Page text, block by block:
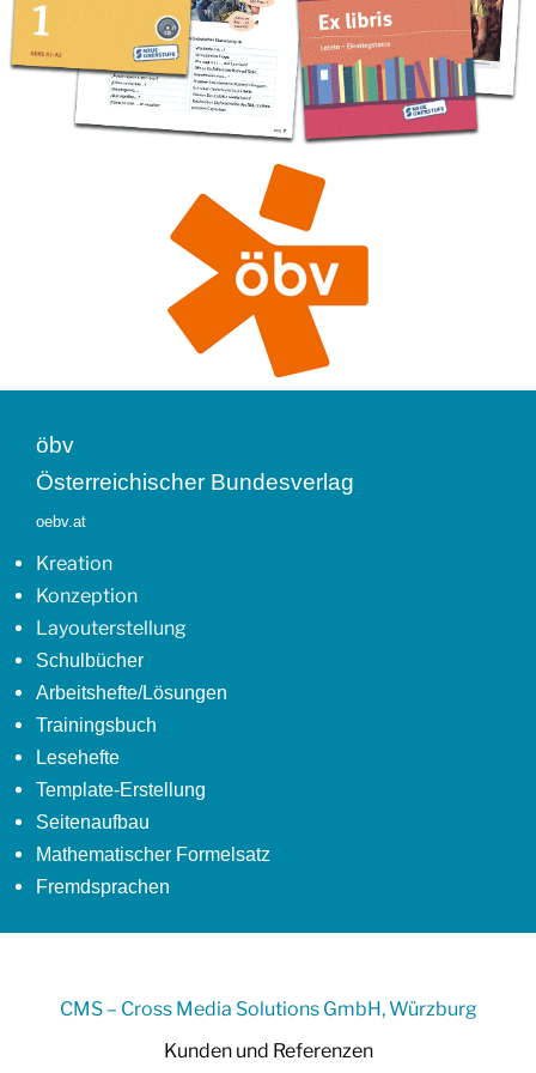
öbv
Österreichischer Bundesverlag
oebv.at
Kreation
Konzeption
Layouterstellung
Schulbücher
Arbeitshefte/Lösungen
Trainingsbuch
Lesehefte
Template-Erstellung
Seitenaufbau
Mathematischer Formelsatz
Fremdsprachen
CMS – Cross Media Solutions GmbH, Würzburg
Kunden und Referenzen